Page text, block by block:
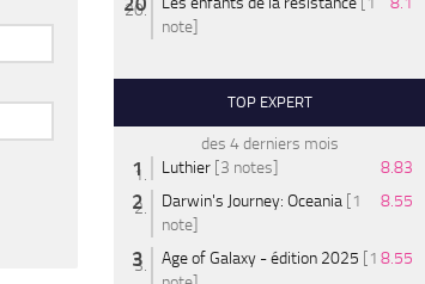
note]
TOP EXPERT
des 4 derniers mois
Luthier [3 notes]
8.83
Darwin's Journey: Oceania [1
note]
8.55
Age of Galaxy - édition 2025 [1 8.55